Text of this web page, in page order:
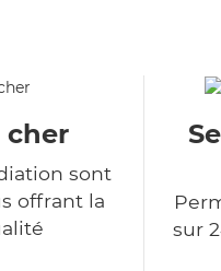
cher
sont
offrant la
sur